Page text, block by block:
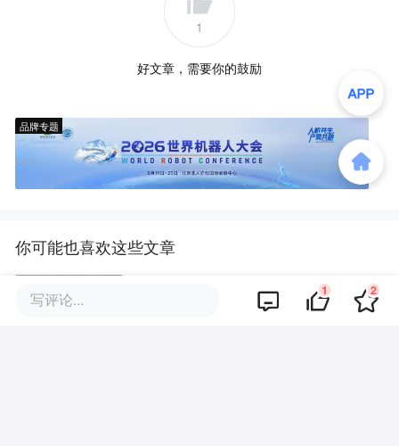
1
好文章，需要你的鼓励
品牌专题
你可能也喜欢这些文章
一日“五难临门”，百亿光电龙头两
写评论... 1 2